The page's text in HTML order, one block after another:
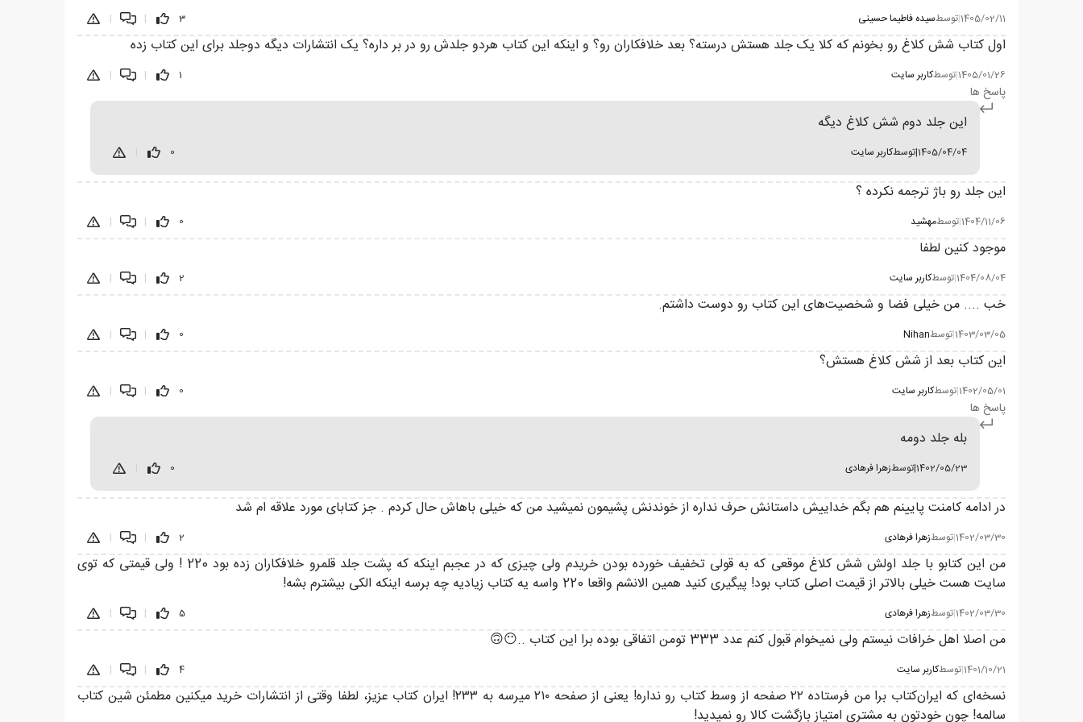
1405/02/11
|توسطسیده فاطیما حسینی 3
|
|
اول کتاب شش کلاغ رو بخونم که کلا یک جلد هستش درسته؟ بعد خلافکاران رو؟ و اینکه این کتاب هردو جلدش رو در بر داره؟ یک انتشارات دیگه دوجلد برای این کتاب زده
1405/01/26
|توسطکاربر سایت 1
|
|
پاسخ ها
این جلد دوم شش کلاغ دیگه
1405/04/04
|توسطکاربر سایت 0
این جلد رو باژ ترجمه نکرده ؟
1404/11/06
|توسطمهشید 0
|
|
موجود کنین لطفا
1404/08/04
|توسطکاربر سایت 2
|
|
خب .... من خیلی فضا و شخصیت‌های این کتاب رو دوست داشتم.
1403/03/05
|توسطNihan
0
|
|
این کتاب بعد از شش کلاغ هستش؟
1402/05/01
|توسطکاربر سایت 0
|
|
پاسخ ها
بله جلد دومه
1402/05/23
|توسطزهرا فرهادی 0
در ادامه کامنت پایینم هم بگم خداییش داستانش حرف نداره از خوندنش پشیمون نمیشید من که خیلی باهاش حال کردم . جز کتابای مورد علاقه ام شد
1402/03/30
|توسطزهرا فرهادی 2
|
|
من این کتابو با جلد اولش شش کلاغ موقعی که به قولی تخفیف خورده بودن خریدم ولی چیزی که در عجبم اینکه که پشت جلد قلمرو خلافکاران زده بود 220 ! ولی قیمتی که توی
سایت هست خیلی بالاتر از قیمت اصلی کتاب بود! پیگیری کنید همین الانشم واقعا 220 واسه یه کتاب زیادیه چه برسه اینکه الکی بیشترم بشه!
1402/03/30
|توسطزهرا فرهادی 5
|
|
من اصلا اهل خرافات نیستم ولی نمیخوام قبول کنم عدد 333 تومن اتفاقی بوده برا این کتاب ..😶🙃
1401/10/21
|توسطکاربر سایت 4
|
|
نسخه‌ای که ایران‌کتاب برا من فرستاده ۲۲ صفحه از وسط کتاب رو نداره! یعنی از صفحه ۲۱۰ میرسه به ۲۳۳! ایران کتاب عزیز، لطفا وقتی از انتشارات خرید میکنین مطمئن شین کتاب
سالمه! چون خودتون به مشتری امتیاز بازگشت کالا رو نمیدید!